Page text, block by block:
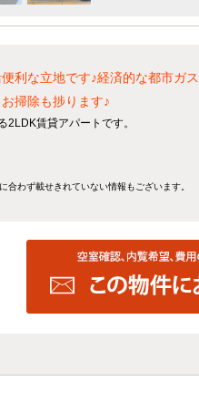
利な立地です♪経済的な都市ガ
掃除も捗ります♪
賃貸アパートです。
わず載せきれていない情報もございます。